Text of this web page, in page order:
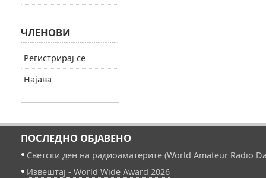
ЧЛЕНОВИ
Регистрирај се
Најава
ПОСЛЕДНО ОБЈАВЕНО
Светски ден на радиоаматерите (World Amateur Radio
Извештај - World Wide Award 2026